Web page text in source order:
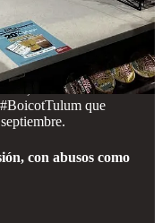
superan el promedio
el más caro entre
Amor o Sabor de Mar,
precios o forzar
denunciaban pagar
catalizando hilos en
que
con abusos como